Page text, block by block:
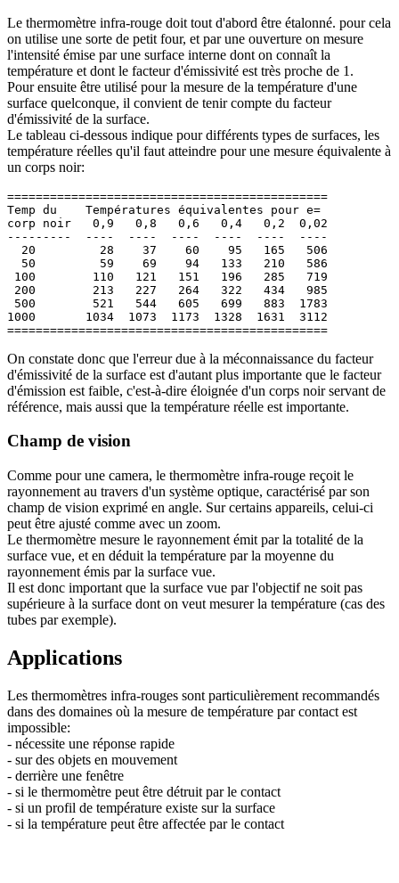
Le thermomètre infra-rouge doit tout d'abord être étalonné. pour cela
on utilise une sorte de petit four, et par une ouverture on mesure
l'intensité émise par une surface interne dont on connaît la
température et dont le facteur d'émissivité est très proche de 1.
Pour ensuite être utilisé pour la mesure de la température d'une
surface quelconque, il convient de tenir compte du facteur
d'émissivité de la surface.
Le tableau ci-dessous indique pour différents types de surfaces, les
température réelles qu'il faut atteindre pour une mesure équivalente à
un corps noir:
=============================================
Temp du    Températures équivalentes pour e=
corp noir   0,9   0,8   0,6   0,4   0,2  0,02
---------  ----  ----  ----  ----  ----  ----
  20         28    37    60    95   165   506
  50         59    69    94   133   210   586
100        110   121   151   196   285   719
200        213   227   264   322   434   985
500        521   544   605   699   883  1783
1000       1034  1073  1173  1328  1631  3112
On constate donc que l'erreur due à la méconnaissance du facteur
d'émissivité de la surface est d'autant plus importante que le facteur
d'émission est faible, c'est-à-dire éloignée d'un corps noir servant de
référence, mais aussi que la température réelle est importante.
Champ de vision
Comme pour une camera, le thermomètre infra-rouge reçoit le
rayonnement au travers d'un système optique, caractérisé par son
champ de vision exprimé en angle. Sur certains appareils, celui-ci
peut être ajusté comme avec un zoom.
Le thermomètre mesure le rayonnement émit par la totalité de la
surface vue, et en déduit la température par la moyenne du
rayonnement émis par la surface vue.
Il est donc important que la surface vue par l'objectif ne soit pas
supérieure à la surface dont on veut mesurer la température (cas des
tubes par exemple).
Applications
Les thermomètres infra-rouges sont particulièrement recommandés
dans des domaines où la mesure de température par contact est
impossible:
- nécessite une réponse rapide
- sur des objets en mouvement
- derrière une fenêtre
- si le thermomètre peut être détruit par le contact
- si un profil de température existe sur la surface
- si la température peut être affectée par le contact